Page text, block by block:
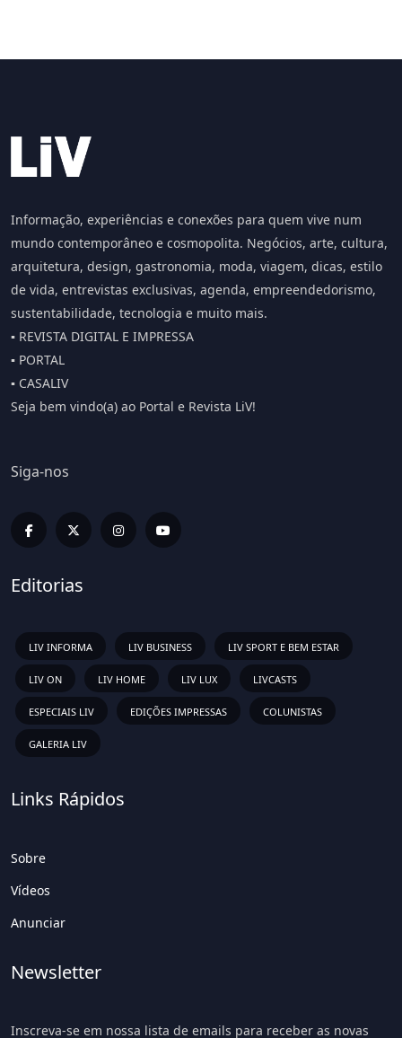
Informação, experiências e conexões para quem vive num
mundo contemporâneo e cosmopolita. Negócios, arte, cultura,
arquitetura, design, gastronomia, moda, viagem, dicas, estilo
de vida, entrevistas exclusivas, agenda, empreendedorismo,
sustentabilidade, tecnologia e muito mais.
▪️ REVISTA DIGITAL E IMPRESSA
▪️ PORTAL
▪️ CASALIV
Seja bem vindo(a) ao Portal e Revista LiV!
Siga-nos
Editorias
LIV INFORMA LIV BUSINESS LIV SPORT E BEM ESTAR
LIV ON LIV HOME LIV LUX LIVCASTS
ESPECIAIS LIV EDIÇÕES IMPRESSAS COLUNISTAS
GALERIA LIV
Links Rápidos
Sobre
Vídeos
Anunciar
Newsletter
Inscreva-se em nossa lista de emails para receber as novas